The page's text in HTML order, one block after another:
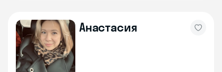
Анастасия